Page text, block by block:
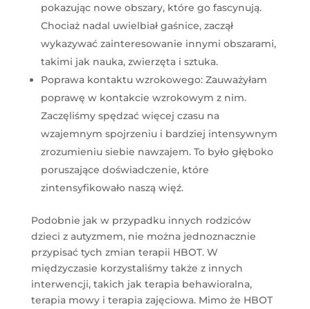
pokazując nowe obszary, które go fascynują.
Chociaż nadal uwielbiał gaśnice, zaczął
wykazywać zainteresowanie innymi obszarami,
takimi jak nauka, zwierzęta i sztuka.
Poprawa kontaktu wzrokowego: Zauważyłam
poprawę w kontakcie wzrokowym z nim.
Zaczęliśmy spędzać więcej czasu na
wzajemnym spojrzeniu i bardziej intensywnym
zrozumieniu siebie nawzajem. To było głęboko
poruszające doświadczenie, które
zintensyfikowało naszą więź.
Podobnie jak w przypadku innych rodziców
dzieci z autyzmem, nie można jednoznacznie
przypisać tych zmian terapii HBOT. W
międzyczasie korzystaliśmy także z innych
interwencji, takich jak terapia behawioralna,
terapia mowy i terapia zajęciowa. Mimo że HBOT